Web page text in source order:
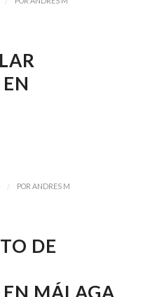
/ POR ANDRES M
DE
MÁLAGA